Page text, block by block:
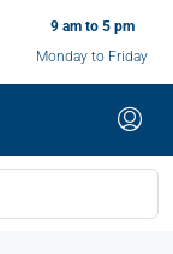
9 am to 5 pm
Monday to Friday